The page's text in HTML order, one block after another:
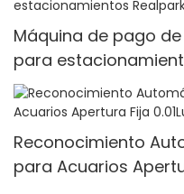
Máquina de pago
para
Reconocimiento
para Acuarios